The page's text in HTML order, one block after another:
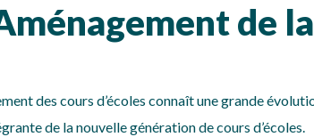
de
des cours d’écoles connaît une grande
de la nouvelle génération de cours d’écoles.